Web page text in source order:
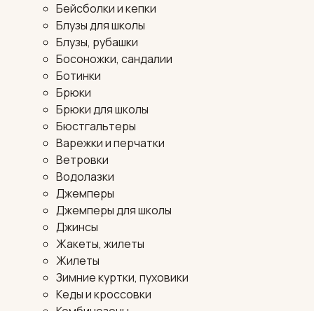
Бейсболки и кепки
Блузы для школы
Блузы, рубашки
Босоножки, сандалии
Ботинки
Брюки
Брюки для школы
Бюстгальтеры
Варежки и перчатки
Ветровки
Водолазки
Джемперы
Джемперы для школы
Джинсы
Жакеты, жилеты
Жилеты
Зимние куртки, пуховики
Кеды и кроссовки